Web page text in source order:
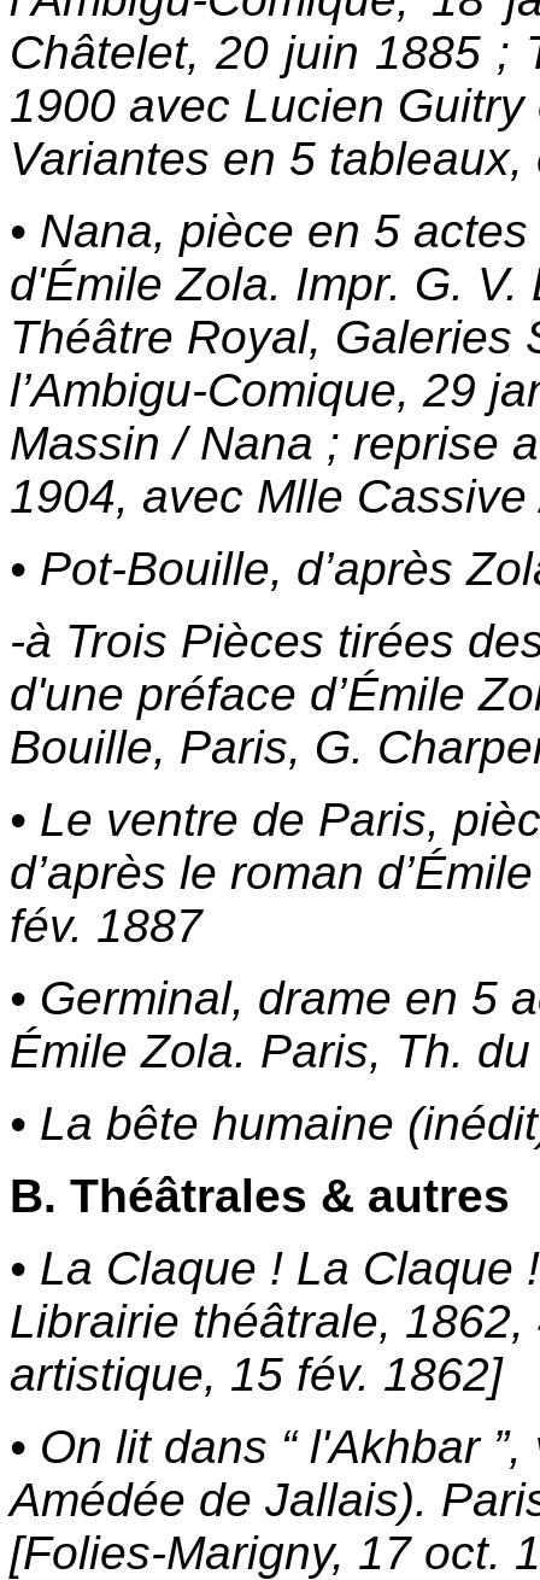
Châtelet, 20 juin 1885 ;
1900 avec Lucien
Variantes en 5
• Nana, pièce en 5
d'Émile Zola. Impr. G.
Théâtre Royal, Galeries
l’Ambigu-Comique, 29
Massin / Nana ; reprise
1904, avec Mlle Cassive
• Pot-Bouille, d’après
-à Trois Pièces tirées
d'une préface d’Émile
Bouille, Paris, G.
• Le ventre de Paris,
d’après le roman
fév. 1887
• Germinal, drame en 5
Émile Zola. Paris, Th.
• La bête humaine
B. Théâtrales & autres
• La Claque ! La
Librairie théâtrale,
artistique, 15 fév. 1862]
• On lit dans “ l'Akhbar
Amédée de Jallais).
[Folies-Marigny, 17 oct.